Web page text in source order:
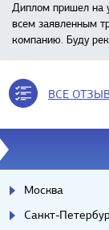
Диплом пришел на
всем заявленным
компанию. Буду
ВСЕ
Москва
Санкт-